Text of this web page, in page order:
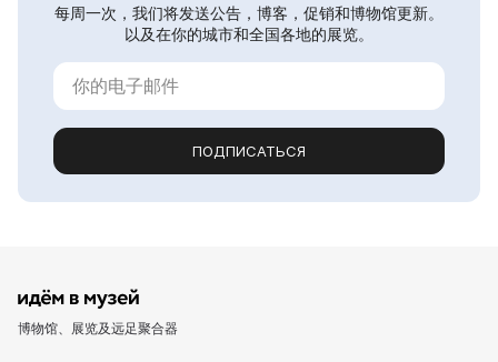
每周一次，我们将发送公告，博客，促销和博物馆更新。
以及在你的城市和全国各地的展览。
ПОДПИСАТЬСЯ
博物馆、展览及远足聚合器